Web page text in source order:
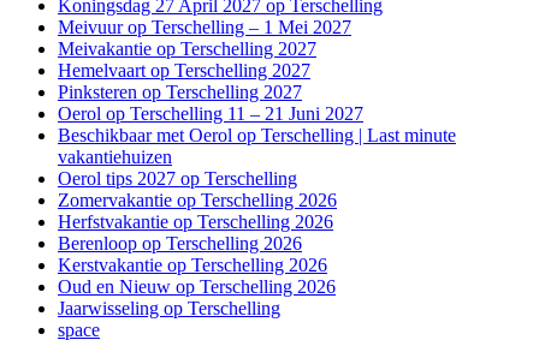
Koningsdag 27 April 2027 op Terschelling
Meivuur op Terschelling – 1 Mei 2027
Meivakantie op Terschelling 2027
Hemelvaart op Terschelling 2027
Pinksteren op Terschelling 2027
Oerol op Terschelling 11 – 21 Juni 2027
Beschikbaar met Oerol op Terschelling | Last minute
vakantiehuizen
Oerol tips 2027 op Terschelling
Zomervakantie op Terschelling 2026
Herfstvakantie op Terschelling 2026
Berenloop op Terschelling 2026
Kerstvakantie op Terschelling 2026
Oud en Nieuw op Terschelling 2026
Jaarwisseling op Terschelling
space